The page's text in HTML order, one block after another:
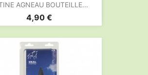
AGNEAU BOUTEILLE...
Prix
4,90 €